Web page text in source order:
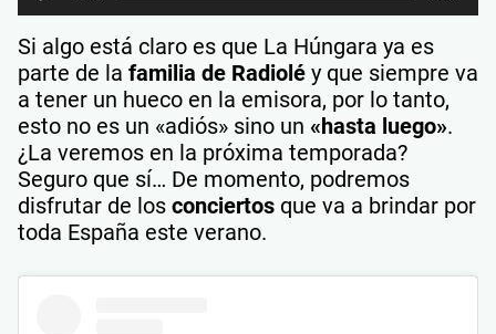
de
audio
Si algo está claro es que La Húngara ya es
parte de la familia de Radiolé y que siempre va
a tener un hueco en la emisora, por lo tanto,
esto no es un «adiós» sino un «hasta luego».
¿La veremos en la próxima temporada?
Seguro que sí… De momento, podremos
disfrutar de los conciertos que va a brindar por
toda España este verano.